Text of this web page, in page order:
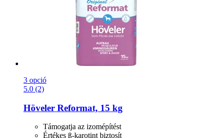
3 opció
5.0 (2)
Höveler Reformat, 15 kg
Támogatja az izomépítést
Értékes ß-karotint biztosít